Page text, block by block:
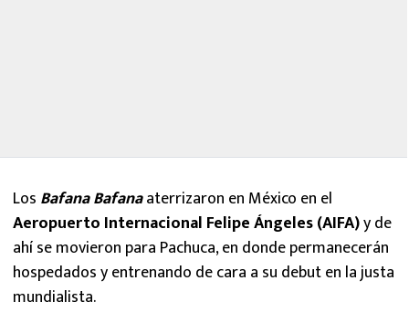
Los Bafana Bafanaaterrizaron en México en el
Aeropuerto Internacional Felipe Ángeles (AIFA)y de
ahí se movieron para Pachuca, en donde permanecerán
hospedados y entrenando de cara a su debut en la justa
mundialista.